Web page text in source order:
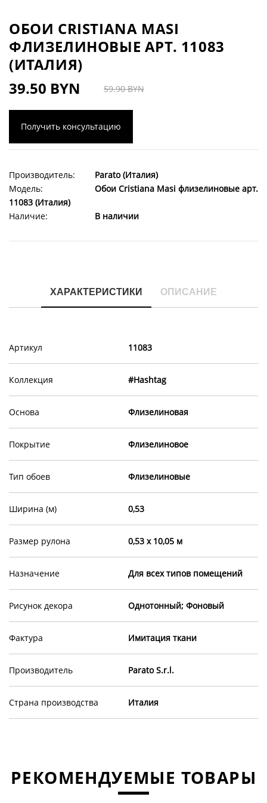
ОБОИ CRISTIANA MASI
ФЛИЗЕЛИНОВЫЕ АРТ. 11083
(ИТАЛИЯ)
39.50 BYN
59.90 BYN
Получить консультацию
Производитель:
Parato (Италия)
Модель:
Обои Cristiana Masi флизелиновые арт.
11083 (Италия)
Наличие:
В наличии
ХАРАКТЕРИСТИКИ ОПИСАНИЕ
Артикул 11083
Коллекция #Hashtag
Основа Флизелиновая
Покрытие Флизелиновое
Тип обоев Флизелиновые
Ширина (м) 0,53
Размер рулона 0,53 х 10,05 м
Назначение Для всех типов помещений
Рисунок декора Однотонный; Фоновый
Фактура Имитация ткани
Производитель Parato S.r.l.
Страна производства Италия
РЕКОМЕНДУЕМЫЕ ТОВАРЫ